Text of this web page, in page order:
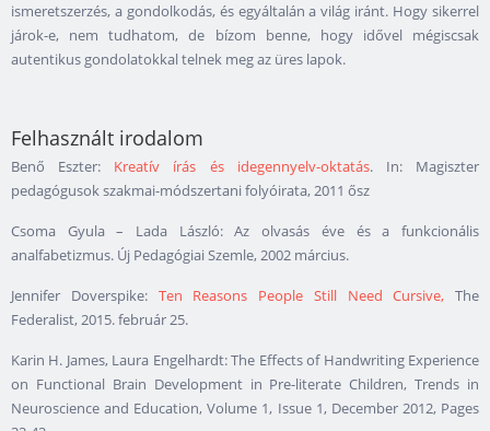
ismeretszerzés, a gondolkodás, és egyáltalán a világ iránt. Hogy sikerrel
járok-e, nem tudhatom, de bízom benne, hogy idővel mégiscsak
autentikus gondolatokkal telnek meg az üres lapok.
Felhasznált irodalom
Benő Eszter: Kreatív írás és idegennyelv-oktatás. In: Magiszter
pedagógusok szakmai-módszertani folyóirata, 2011 ősz
Csoma Gyula – Lada László: Az olvasás éve és a funkcionális
analfabetizmus. Új Pedagógiai Szemle, 2002 március.
Jennifer Doverspike: Ten Reasons People Still Need Cursive, The
Federalist, 2015. február 25.
Karin H. James, Laura Engelhardt: The Effects of Handwriting Experience
on Functional Brain Development in Pre-literate Children, Trends in
Neuroscience and Education, Volume 1, Issue 1, December 2012, Pages